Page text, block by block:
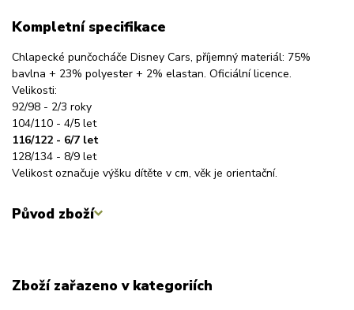
Kompletní specifikace
Chlapecké punčocháče Disney Cars, příjemný materiál: 75%
bavlna + 23% polyester + 2% elastan. Oficiální licence.
Velikosti:
92/98 - 2/3 roky
104/110 - 4/5 let
116/122 - 6/7 let
128/134 - 8/9 let
Velikost označuje výšku dítěte v cm, věk je orientační.
Původ zboží
Zboží zařazeno v kategoriích